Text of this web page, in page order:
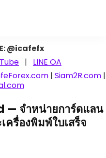
@icafefx
|
LINE OA
| Siam2R.com |
— จำหน่ายการ์ดแลน
ครื่องพิมพ์ใบเสร็จ